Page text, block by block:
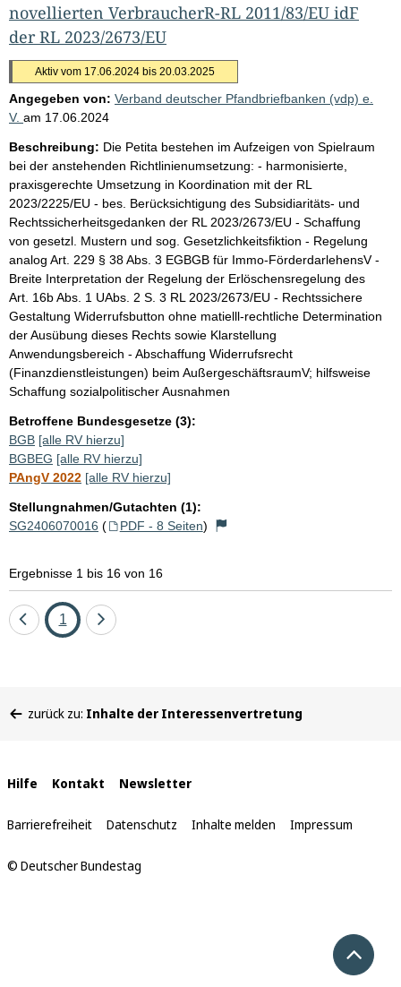
novellierten VerbraucherR-RL 2011/83/EU idF
der RL 2023/2673/EU
Aktiv vom 17.06.2024 bis 20.03.2025
Angegeben von: Verband deutscher Pfandbriefbanken (vdp) e.
V. am 17.06.2024
Beschreibung: Die Petita bestehen im Aufzeigen von Spielraum
bei der anstehenden Richtlinienumsetzung: - harmonisierte,
praxisgerechte Umsetzung in Koordination mit der RL
2023/2225/EU - bes. Berücksichtigung des Subsidiaritäts- und
Rechtssicherheitsgedanken der RL 2023/2673/EU - Schaffung
von gesetzl. Mustern und sog. Gesetzlichkeitsfiktion - Regelung
analog Art. 229 § 38 Abs. 3 EGBGB für Immo-FörderdarlehensV -
Breite Interpretation der Regelung der Erlöschensregelung des
Art. 16b Abs. 1 UAbs. 2 S. 3 RL 2023/2673/EU - Rechtssichere
Gestaltung Widerrufsbutton ohne matielll-rechtliche Determination
der Ausübung dieses Rechts sowie Klarstellung
Anwendungsbereich - Abschaffung Widerrufsrecht
(Finanzdienstleistungen) beim AußergeschäftsraumV; hilfsweise
Schaffung sozialpolitischer Ausnahmen
Betroffene Bundesgesetze (3):
BGB [alle RV hierzu]
BGBEG [alle RV hierzu]
PAngV 2022 [alle RV hierzu]
Stellungnahmen/Gutachten (1):
SG2406070016 ( PDF - 8 Seiten)
Ergebnisse 1 bis 16 von 16
EineSeite
1
Eine
befinden
zurück zu: Inhalte der Interessenvertretung
Interne
Links
Hilfe Kontakt Newsletter
Barrierefreiheit Datenschutz Inhalte melden Impressum
© Deutscher Bundestag